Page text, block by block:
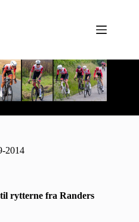
2014
rytterne fra Randers